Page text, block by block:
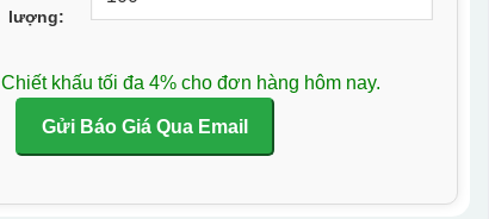
lượng:
Chiết khấu tối đa 4% cho đơn hàng hôm nay.
Gửi Báo Giá Qua Email